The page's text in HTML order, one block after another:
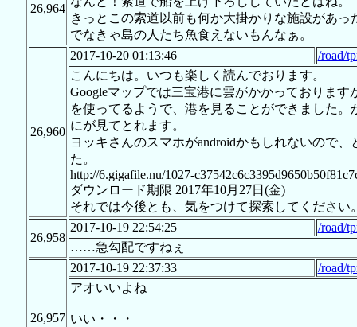
26,964
きっとこの索道以前も何か大掛かりな施設があっ
でなきゃ島の人たち魚食えないもんなぁ。
26,960
2017-10-20 01:13:46
/road/
こんにちは。いつも楽しく読んでおります。
Googleマップでは三宝港に雲がかかっておりま
を使ってるようで、港を見ることができました
にが見てとれます。
ヨッキさんのスマホがandroidかもしれないので
た。
http://6.gigafile.nu/1027-
ダウンロード期限 2017年10月27日(金)
それでは今後とも、気をつけて探索してください
26,958
2017-10-19 22:54:25
/road/
……急勾配ですねぇ
26,957
2017-10-19 22:37:33
/road/
アオいいよね
いい・・・